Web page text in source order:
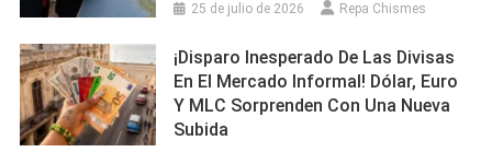
25 de julio de 2026 Repa Chismes
¡Disparo Inesperado De Las Divisas
En El Mercado Informal! Dólar, Euro
Y MLC Sorprenden Con Una Nueva
Subida